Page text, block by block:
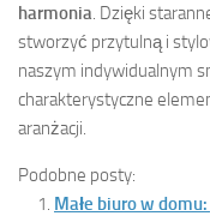
harmonia. Dzięki
stworzyć przytulną i
naszym indywidualnym
charakterystyczne
aranżacji.
Podobne posty:
Małe biuro w